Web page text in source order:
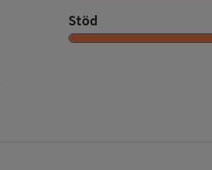
Stöd